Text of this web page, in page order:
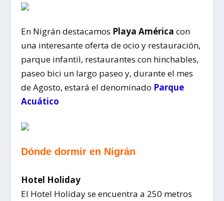
En Nigrán destacamos Playa América con
una interesante oferta de ocio y restauración,
parque infantil, restaurantes con hinchables,
paseo bici un largo paseo y, durante el mes
de Agosto, estará el denominado Parque
Acuático
Dónde dormir en Nigrán
Hotel Holiday
El Hotel Holiday se encuentra a 250 metros